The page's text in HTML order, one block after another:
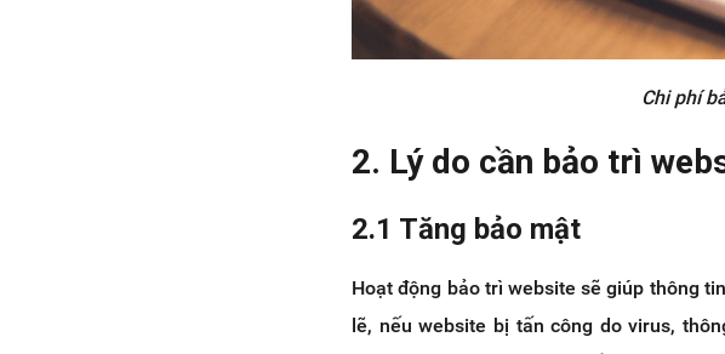
Chi phí
2. Lý do cần bảo trì
2.1 Tăng bảo mật
Hoạt động bảo trì website sẽ giúp thông
lẽ, nếu website bị tấn công do virus,